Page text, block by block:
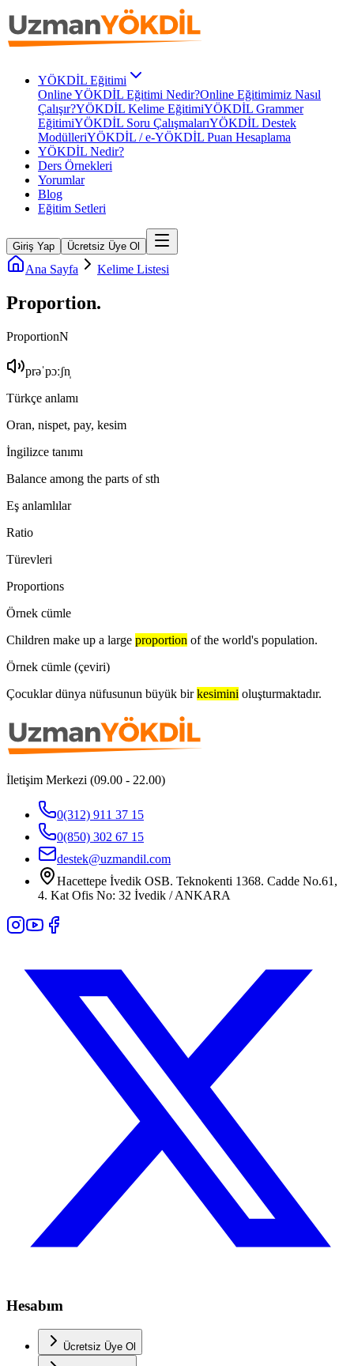
YÖKDİL Eğitimi
Online YÖKDİL Eğitimi Nedir?Online Eğitimimiz Nasıl
Çalışır?YÖKDİL Kelime EğitimiYÖKDİL Grammer
EğitimiYÖKDİL Soru ÇalışmalarıYÖKDİL Destek
ModülleriYÖKDİL / e-YÖKDİL Puan Hesaplama
YÖKDİL Nedir?
Ders Örnekleri
Yorumlar
Blog
Eğitim Setleri
Giriş Yap Ücretsiz Üye Ol
Ana Sayfa Kelime Listesi
Proportion.
ProportionN
prəˈpɔːʃn̩
Türkçe anlamı
Oran, nispet, pay, kesim
İngilizce tanımı
Balance among the parts of sth
Eş anlamlılar
Ratio
Türevleri
Proportions
Örnek cümle
Children make up a large proportion of the world's population.
Örnek cümle (çeviri)
Çocuklar dünya nüfusunun büyük bir kesimini oluşturmaktadır.
İletişim Merkezi (09.00 - 22.00)
0(312) 911 37 15
0(850) 302 67 15
destek@uzmandil.com
Hacettepe İvedik OSB. Teknokenti 1368. Cadde No.61,
4. Kat Ofis No: 32 İvedik / ANKARA
Hesabım
Ücretsiz Üye Ol